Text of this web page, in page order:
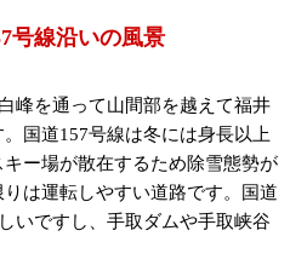
号線沿いの風景
峰を通って山間部を越えて福井
国道157号線は冬には身長以上
ー場が散在するため除雪態勢が
は運転しやすい道路です。国道
いですし、手取ダムや手取峡谷